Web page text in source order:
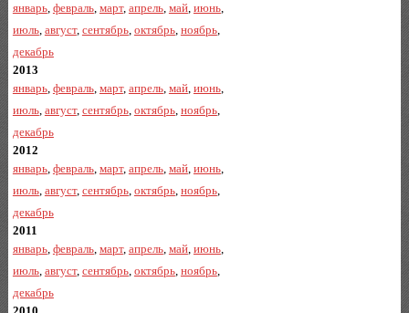
январь, февраль, март, апрель, май, июнь,
июль, август, сентябрь, октябрь, ноябрь,
декабрь
2013
январь, февраль, март, апрель, май, июнь,
июль, август, сентябрь, октябрь, ноябрь,
декабрь
2012
январь, февраль, март, апрель, май, июнь,
июль, август, сентябрь, октябрь, ноябрь,
декабрь
2011
январь, февраль, март, апрель, май, июнь,
июль, август, сентябрь, октябрь, ноябрь,
декабрь